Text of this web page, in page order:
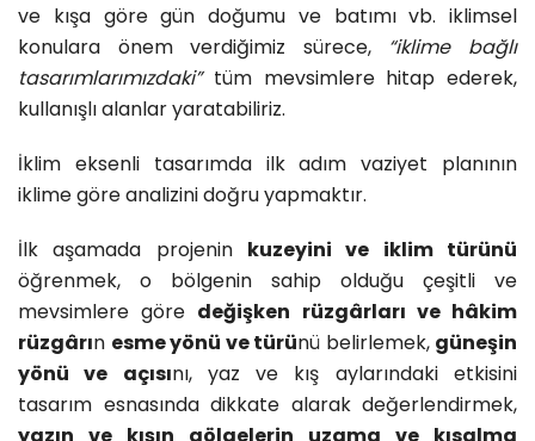
ve kışa göre gün doğumu ve batımı vb. iklimsel
konulara önem verdiğimiz sürece, “iklime bağlı
tasarımlarımızdaki”tüm mevsimlere hitap ederek,
kullanışlı alanlar yaratabiliriz.
İklim eksenli tasarımda ilk adım vaziyet planının
iklime göre analizini doğru yapmaktır.
İlk aşamada projenin kuzeyini ve iklim türünü
öğrenmek, o bölgenin sahip olduğu çeşitli ve
mevsimlere göre değişken rüzgârları ve hâkim
rüzgârın esme yönü ve türünü belirlemek, güneşin
yönü ve açısını, yaz ve kış aylarındaki etkisini
tasarım esnasında dikkate alarak değerlendirmek,
yazın ve kışın gölgelerin uzama ve kısalma